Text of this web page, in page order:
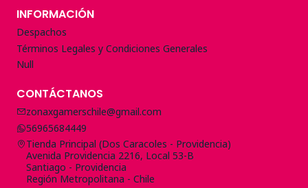
INFORMACIÓN
Despachos
Términos Legales y Condiciones Generales
Null
CONTÁCTANOS
zonaxgamerschile@gmail.com
56965684449
Tienda Principal (Dos Caracoles - Providencia)
Avenida Providencia 2216, Local 53-B
Santiago - Providencia
Región Metropolitana - Chile